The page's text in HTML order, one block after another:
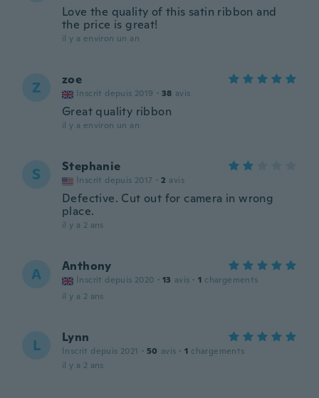
Love the quality of this satin ribbon and
the price is great!
il y a environ un an
Z zoe
Inscrit depuis 2019 · 38 avis
Great quality ribbon
il y a environ un an
S Stephanie
Inscrit depuis 2017 · 2 avis
Defective. Cut out for camera in wrong
place.
il y a 2 ans
A Anthony
Inscrit depuis 2020 · 13 avis · 1 chargements
il y a 2 ans
L Lynn
Inscrit depuis 2021 · 50 avis · 1 chargements
il y a 2 ans